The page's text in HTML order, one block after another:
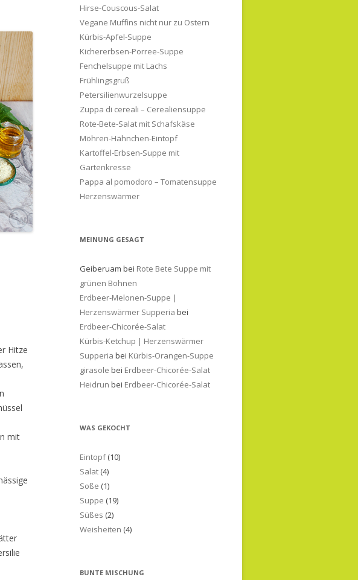
Hitze
mit
Hirse-Couscous-Salat
Vegane Muffins nicht nur zu Ostern
Kürbis-Apfel-Suppe
Kichererbsen-Porree-Suppe
Fenchelsuppe mit Lachs
Frühlingsgruß
Petersilienwurzelsuppe
Zuppa di cereali – Cerealiensuppe
Rote-Bete-Salat mit Schafskäse
Möhren-Hähnchen-Eintopf
Kartoffel-Erbsen-Suppe mit
Gartenkresse
Pappa al pomodoro – Tomatensuppe
Herzenswärmer
MEINUNG GESAGT
Geiberuam bei Rote Bete Suppe mit
grünen Bohnen
Erdbeer-Melonen-Suppe |
Herzenswärmer Supperia bei
Erdbeer-Chicorée-Salat
Kürbis-Ketchup | Herzenswärmer
Supperia bei Kürbis-Orangen-Suppe
girasole bei Erdbeer-Chicorée-Salat
Heidrun bei Erdbeer-Chicorée-Salat
WAS GEKOCHT
Eintopf(10)
Salat(4)
Soße (1)
Suppe (19)
Süßes (2)
Weisheiten (4)
BUNTE MISCHUNG